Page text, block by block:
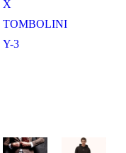
X
TOMBOLINI
Y-3